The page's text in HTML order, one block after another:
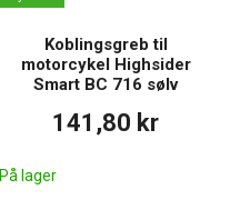
Koblingsgreb til
motorcykel Highsider
Smart BC 716 sølv
141,80 kr
På lager